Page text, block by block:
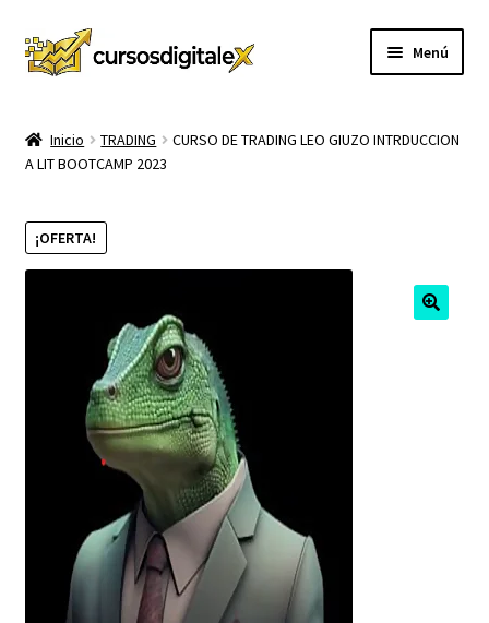
Ir
a
Ir
al
Menú
TIENDA
CURSOS
hijo
MI CUENTA
CARRITO
CONTACTO
Inicio TRADING
CURSO DE TRADING LEO GIUZO INTRDUCCION
A LIT BOOTCAMP 2023
¡OFERTA!